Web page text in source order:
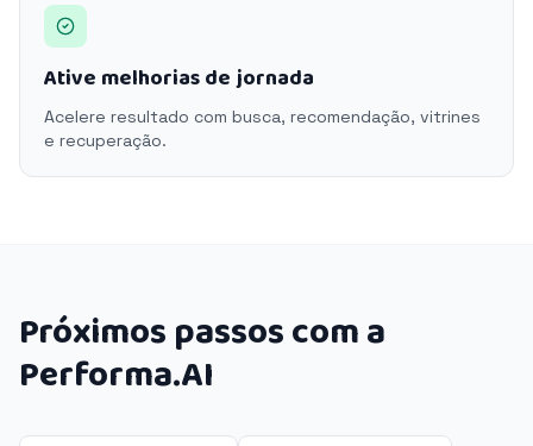
Ative melhorias de jornada
Acelere resultado com busca, recomendação, vitrines
e recuperação.
Próximos passos com a
Performa.AI